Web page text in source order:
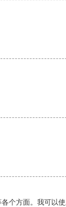
个方面。我可以